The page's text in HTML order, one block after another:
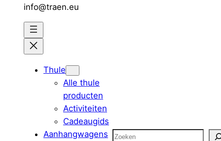
info@traen.eu
Thule
Alle thule
producten
Activiteiten
Cadeaugids
Aanhangwagens
Zoeken